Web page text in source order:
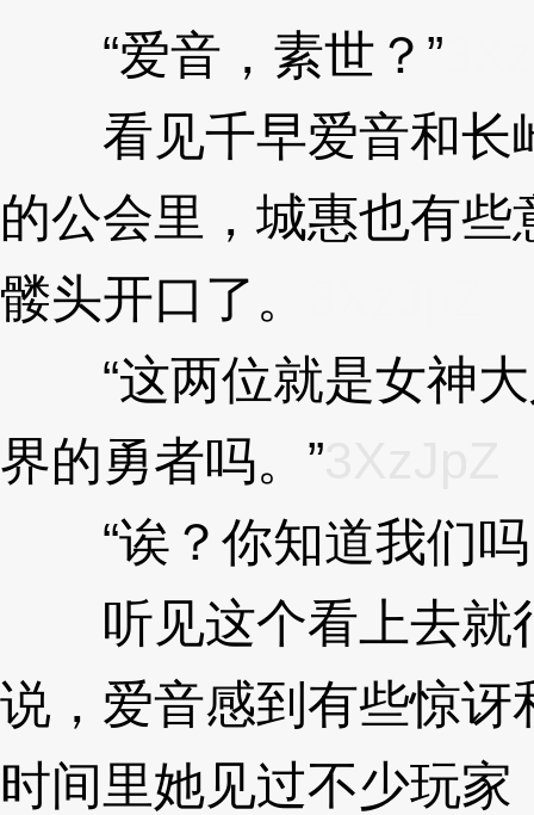
“爱音，素世？”
看见千早爱音和长
的公会里，城惠也有
髅头开口了。
“这两位就是女神大
界的勇者吗。”
“诶？你知道我们吗
听见这个看上去就
说，爱音感到有些惊
时间里她见过不少玩